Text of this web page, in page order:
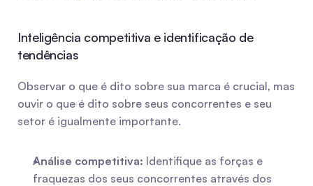
Inteligência competitiva e identificação de
tendências
Observar o que é dito sobre sua marca é crucial, mas
ouvir o que é dito sobre seus concorrentes e seu
setor é igualmente importante.
Análise competitiva: Identifique as forças e
fraquezas dos seus concorrentes através dos